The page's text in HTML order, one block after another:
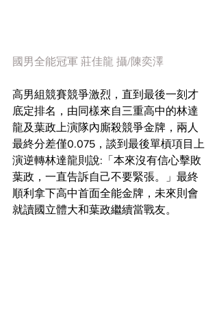
國男全能冠軍 莊佳龍 攝/陳奕澤
高男組競賽競爭激烈，直到最後一刻才
底定排名，由同樣來自三重高中的林達
龍及葉政上演隊內廝殺競爭金牌，兩人
最終分差僅0.075，談到最後單槓項目上
演逆轉林達龍則說:「本來沒有信心擊敗
葉政，一直告訴自己不要緊張。」最終
順利拿下高中首面全能金牌，未來則會
就讀國立體大和葉政繼續當戰友。